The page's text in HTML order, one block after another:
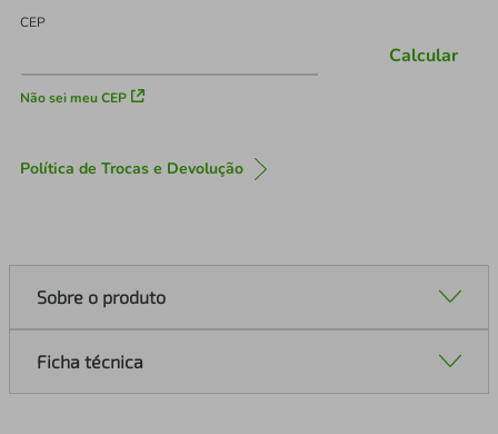
CEP
Não sei meu CEP
Calcular
Política de Trocas e Devolução
Sobre o produto
Ficha técnica